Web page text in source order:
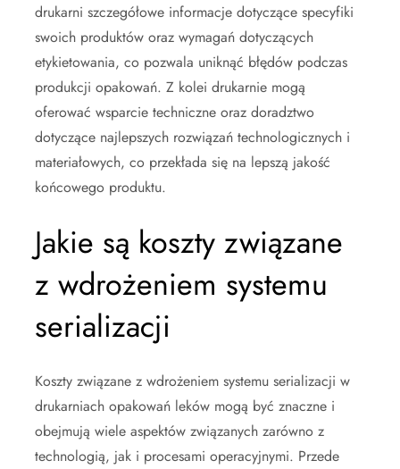
drukarni szczegółowe informacje dotyczące specyfiki
swoich produktów oraz wymagań dotyczących
etykietowania, co pozwala uniknąć błędów podczas
produkcji opakowań. Z kolei drukarnie mogą
oferować wsparcie techniczne oraz doradztwo
dotyczące najlepszych rozwiązań technologicznych i
materiałowych, co przekłada się na lepszą jakość
końcowego produktu.
Jakie są koszty związane
z wdrożeniem systemu
serializacji
Koszty związane z wdrożeniem systemu serializacji w
drukarniach opakowań leków mogą być znaczne i
obejmują wiele aspektów związanych zarówno z
technologią, jak i procesami operacyjnymi. Przede